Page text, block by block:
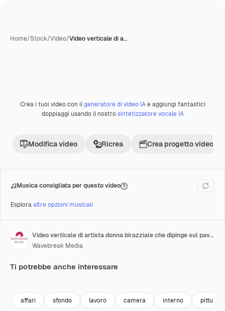
Home/Stock/Video/Video verticale di a…
Premium
Crea i tuoi video con ilgeneratore di video IAe aggiungi fantastici
doppiaggi usando il nostrosintetizzatore vocale IA
Modifica video Ricrea Crea progetto video
Musica consigliata per questo video
Esploraaltre opzioni musicali
Video verticale di artista donna birazziale che dipinge sul pavimento in studio
Wavebreak Media
Ti potrebbe anche interessare
affari sfondo lavoro camera interno pittura